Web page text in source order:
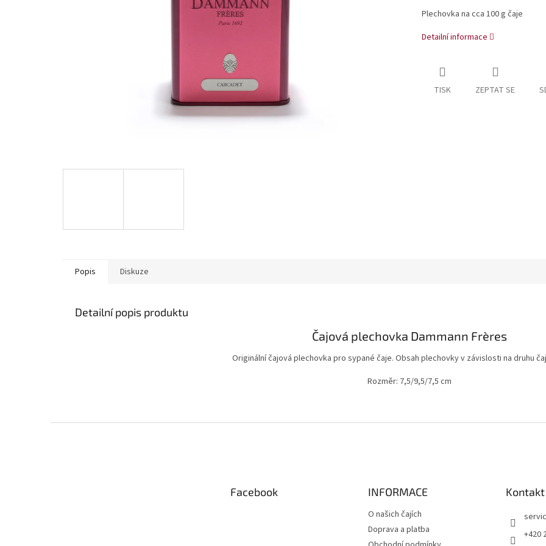
Plechovka na cca 100 g čaje
Detailní informace
TISK ZEPTAT SE
Popis Diskuze
Detailní popis produktu
Čajová plechovka Dammann Frères
Originální čajová plechovka pro sypané čaje. Obsah plechovky v závislosti na druhu
Rozměr: 7,5/9,5/7,5 cm
Facebook INFORMACE
O našich čajích
Doprava a platba
Kontakt
+420